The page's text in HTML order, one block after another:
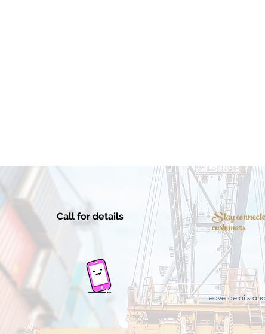
Call for details Stay
customers
Leave details